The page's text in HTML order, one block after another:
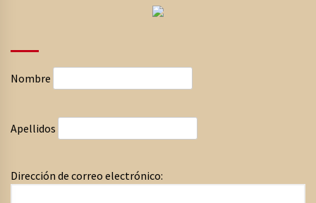
Nombre
Apellidos
Dirección de correo electrónico: